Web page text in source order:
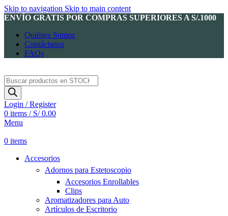
Skip to navigation Skip to main content
ENVÍO GRATIS POR COMPRAS SUPERIORES A S/.1000
Quiénes Somos
Contáctanos
FAQs
Products
search
Login / Register
0 items / S/0.00
Menu
0 items
Accesorios
Adornos para Estetoscopio
Accesorios Enrollables
Clips
Aromatizadores para Auto
Artículos de Escritorio